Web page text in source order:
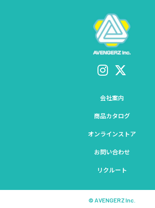
会社案内
商品カタログ
オンラインストア
お問い合わせ
リクルート
© AVENGERZ Inc.